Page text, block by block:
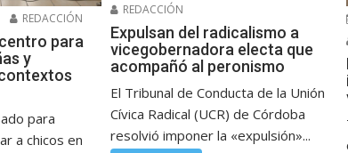
REDACCIÓN
para
y
para
a chicos en
REDACCIÓN
Expulsan del radicalismo a
vicegobernadora electa que
acompañó al peronismo
El Tribunal de Conducta de la Unión
Cívica Radical (UCR) de Córdoba
resolvió imponer la «expulsión»...